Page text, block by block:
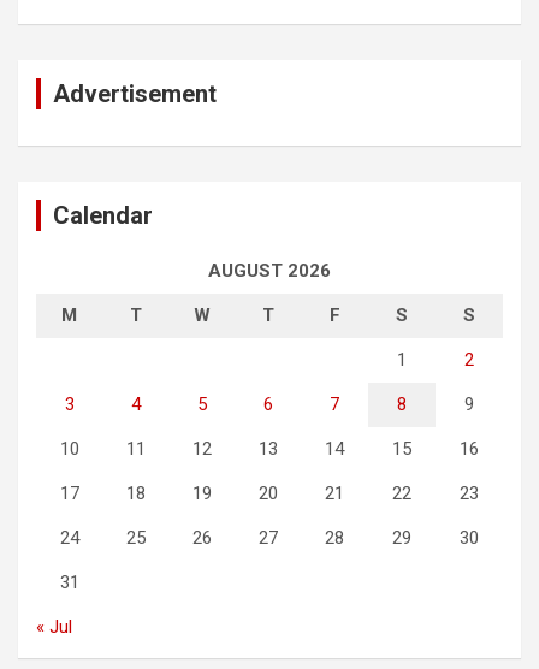
Advertisement
Calendar
AUGUST 2026
M T W T F S S
1 2
3 4 5 6 7 8 9
10 11 12 13 14 15 16
17 18 19 20 21 22 23
24 25 26 27 28 29 30
31
« Jul